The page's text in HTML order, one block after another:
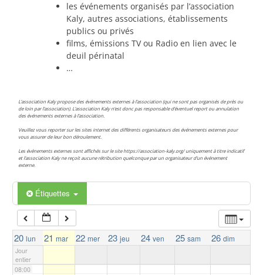
les événements organisés par l’association
Kaly, autres associations, établissements
publics ou privés
films, émissions TV ou Radio en lien avec le
deuil périnatal
…
L’association Kaly propose des événements externes à l’association (qui ne sont pas organisés de près ou
de loin par l’association). L’association Kaly n’est donc pas responsable d’éventuel report ou annulation
des événements externes à l’association.
Veuillez vous reporter sur les sites internet des différents organisateurs des événements externes pour
vous assurer de leur bon déroulement.
Les événements externes sont affichés sur le site https://association-kaly.org/ uniquement à titre indicatif
et l’association Kaly ne reçoit aucune rétribution quelconque par un organisateur d’un événement
externe.
Étiquettes
20 lun 21 mar 22 mer 23 jeu 24 ven 25 sam 26 dim
Jour
entier
04:00
05:00
06:00
07:00
08:00